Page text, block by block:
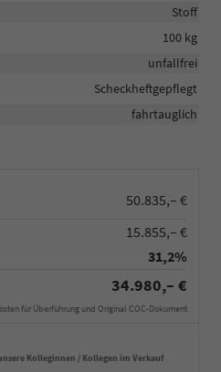
50.835,– €
15.855,– €
31,2%
34.980,– €
für Überführung und Original COC-Dokument
Kolleginnen / Kollegen im Verkauf
Stoff
100 kg
unfallfrei
Scheckheftgepflegt
fahrtauglich